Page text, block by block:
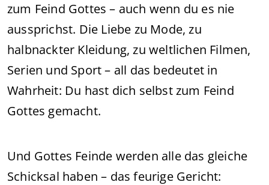
zum Feind Gottes – auch wenn du es nie
aussprichst. Die Liebe zu Mode, zu
halbnackter Kleidung, zu weltlichen Filmen,
Serien und Sport – all das bedeutet in
Wahrheit: Du hast dich selbst zum Feind
Gottes gemacht.
Und Gottes Feinde werden alle das gleiche
Schicksal haben – das feurige Gericht: